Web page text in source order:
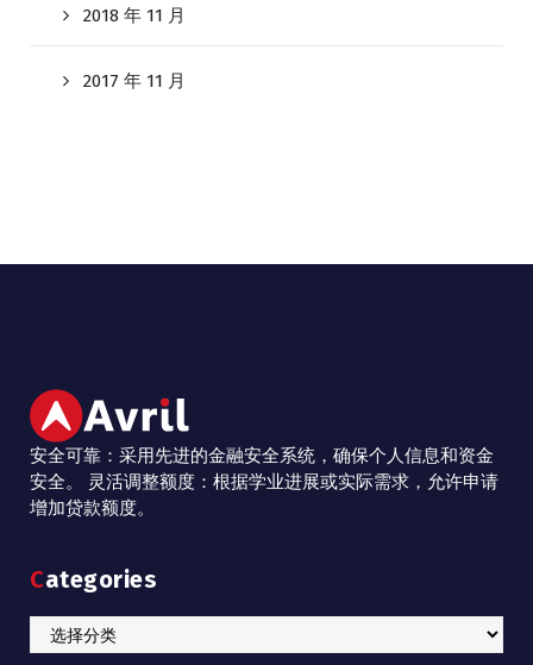
2018 年 11 月
2017 年 11 月
安全可靠：采用先进的金融安全系统，确保个人信息和资金
安全。 灵活调整额度：根据学业进展或实际需求，允许申请
增加贷款额度。
Categories
Categories